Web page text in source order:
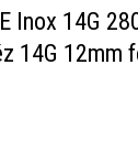
Inox 14G
14G 12mm